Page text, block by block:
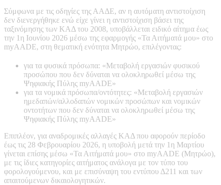
Σύμφωνα με τις οδηγίες της ΑΑΔΕ, αν η αυτόματη αντιστοίχιση
δεν διενεργήθηκε ενώ είχε γίνει η αντιστοίχιση βάσει της
ταξινόμησης των ΚΑΔ του 2008, υποβάλλεται ειδικό αίτημα έως
την 1η Ιουνίου 2026 μέσω της εφαρμογής «Τα Αιτήματά μου» στο
myAADE, στη θεματική ενότητα Μητρώο, επιλέγοντας:
για τα φυσικά πρόσωπα: «Μεταβολή εργασιών φυσικού
προσώπου που δεν δύναται να ολοκληρωθεί μέσω της
Ψηφιακής Πύλης myAADE»
για τα νομικά πρόσωπα/οντότητες: «Μεταβολή εργασιών
ημεδαπών/αλλοδαπών νομικών προσώπων και νομικών
οντοτήτων που δεν δύναται να ολοκληρωθεί μέσω της
Ψηφιακής Πύλης myAADE»
Επιπλέον, για αναδρομικές αλλαγές ΚΑΔ που αφορούν περίοδο
έως τις 28 Φεβρουαρίου 2026, η υποβολή μετά την 1η Μαρτίου
γίνεται επίσης μέσω «Τα Αιτήματά μου» στο myAADE (Μητρώο),
με τις ίδιες κατηγορίες αιτήματος ανάλογα με τον τύπο του
φορολογούμενου, και με επισύναψη του εντύπου Δ211 και των
απαιτούμενων δικαιολογητικών.